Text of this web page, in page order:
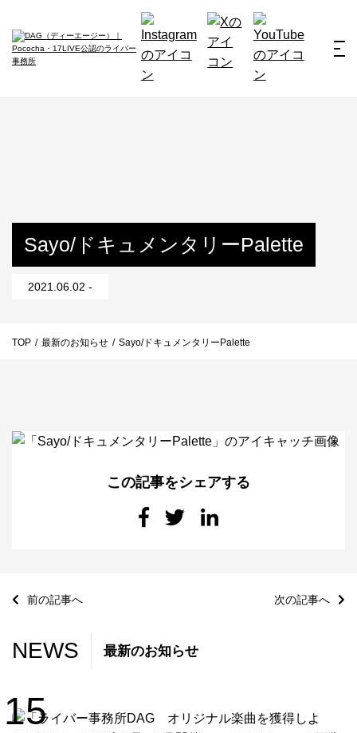
所属ライバー
最新のお知らせ
Sayo/ドキュメンタリーPalette
2021.06.02 -
TOP / 最新のお知らせ / Sayo/ドキュメンタリーPalette
この記事をシェアする
前の記事へ 次の記事へ
NEWS 最新のお知らせ
15